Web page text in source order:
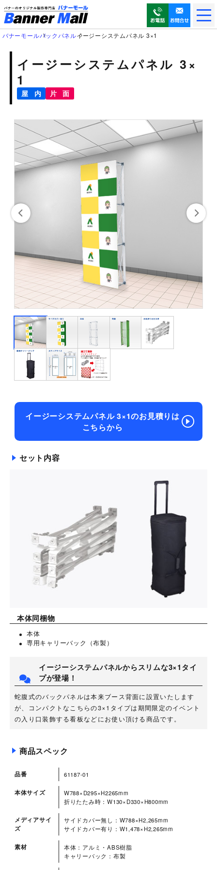
メ
ニ
ュ
開
バナーモールバックパネルイージーシステムパネル 3×1
イージーシステムパネル 3×
1
屋 内 片 面
イージーシステムパネルからスリムな3×1タイ
プが登場！
蛇腹式のバックパネルは本来ブース背面に設置いたします
が、コンパクトなこちらの3×1タイプは期間限定のイベント
の入り口装飾する看板などにお使い頂ける商品です。
商品スペック
品番 61187-01
本体サイズ
W788×D295×H2265mm
折りたたみ時：W130×D330×H800mm
メディアサイ
ズ
サイドカバー無し：W788×H2,265mm
サイドカバー有り：W1,478×H2,265mm
素材
本体：アルミ・ABS樹脂
キャリーバック：布製
イージーシステムパネル 3×1のお見積りは
こちらから
セット内容
本体同梱物
本体
専用キャリーバック（布製）